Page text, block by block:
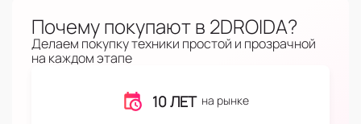
Почему покупают в 2DROIDA?
Делаем покупку техники простой и прозрачной
на каждом этапе
10 ЛЕТ на рынке